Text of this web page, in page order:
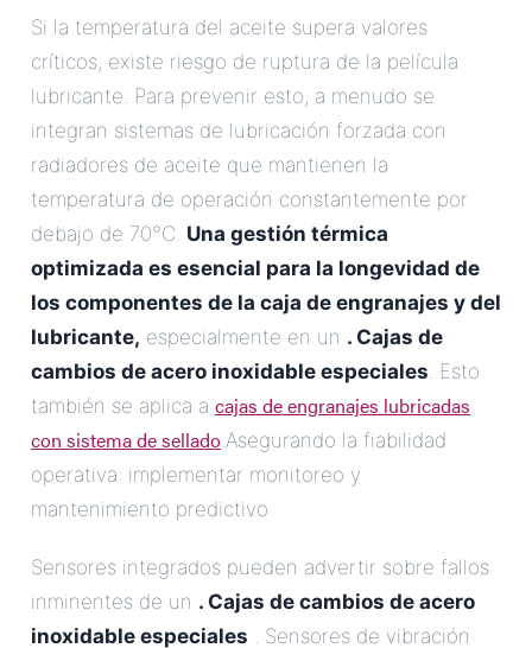
Si la temperatura del aceite supera valores
críticos, existe riesgo de ruptura de la película
lubricante. Para prevenir esto, a menudo se
integran sistemas de lubricación forzada con
radiadores de aceite que mantienen la
temperatura de operación constantemente por
debajo de 70°C. Una gestión térmica
optimizada es esencial para la longevidad de
los componentes de la caja de engranajes y del
lubricante, especialmente en un . Cajas de
cambios de acero inoxidable especiales. Esto
también se aplica a cajas de engranajes lubricadas
con sistema de sellado.Asegurando la fiabilidad
operativa: implementar monitoreo y
mantenimiento predictivo
Sensores integrados pueden advertir sobre fallos
inminentes de un . Cajas de cambios de acero
inoxidable especiales . Sensores de vibración